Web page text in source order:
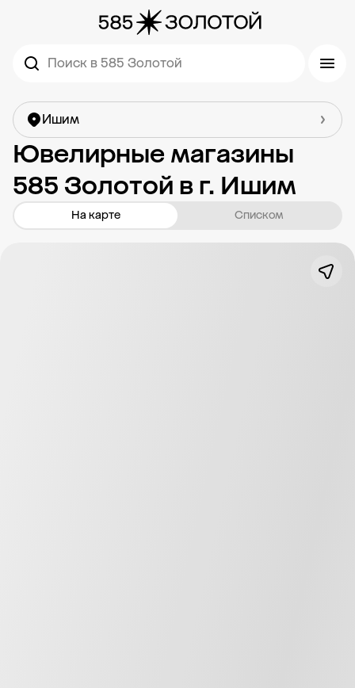
Поиск в 585 Золотой
Ишим
Ювелирные магазины
585 Золотой в г. Ишим
На карте Списком